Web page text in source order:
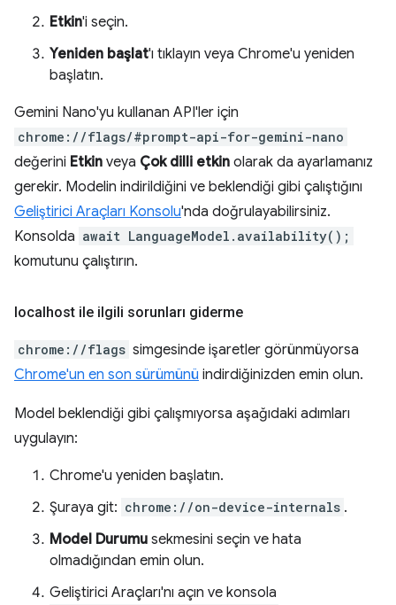
Etkin'i seçin.
Yeniden başlat'ı tıklayın veya Chrome'u yeniden
başlatın.
Gemini Nano'yu kullanan API'ler için
chrome://flags/#prompt-api-for-gemini-nano
değerini Etkin veya Çok dilli etkin olarak da ayarlamanız
gerekir. Modelin indirildiğini ve beklendiği gibi çalıştığını
Geliştirici Araçları Konsolu'nda doğrulayabilirsiniz.
Konsolda await LanguageModel.availability();
komutunu çalıştırın.
localhost ile ilgili sorunları giderme
chrome://flags simgesinde işaretler görünmüyorsa
Chrome'un en son sürümünü indirdiğinizden emin olun.
Model beklendiği gibi çalışmıyorsa aşağıdaki adımları
uygulayın:
Chrome'u yeniden başlatın.
Şuraya git: chrome://on-device-internals .
Model Durumu sekmesini seçin ve hata
olmadığından emin olun.
Geliştirici Araçları'nı açın ve konsola